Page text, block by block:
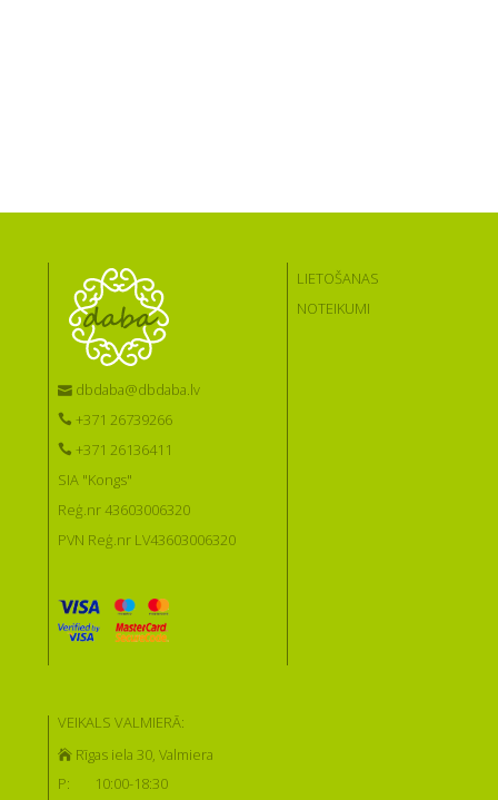
dbdaba@dbdaba.lv
+371 26739266
+371 26136411
SIA "Kongs"
Reģ.nr 43603006320
PVN Reģ.nr LV43603006320
LIETOŠANAS
NOTEIKUMI
VEIKALS VALMIERĀ:
Rīgas iela 30, Valmiera
P:
10:00-18:30